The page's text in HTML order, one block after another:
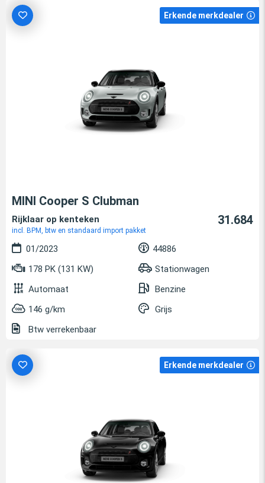
Erkende merkdealer
MINI Cooper S Clubman
Rijklaar op kenteken
incl. BPM, btw en standaard import pakket
31.684
01/2023
44886
178 PK (131 KW)
Stationwagen
Automaat
Benzine
146 g/km
Grijs
Btw verrekenbaar
Erkende merkdealer